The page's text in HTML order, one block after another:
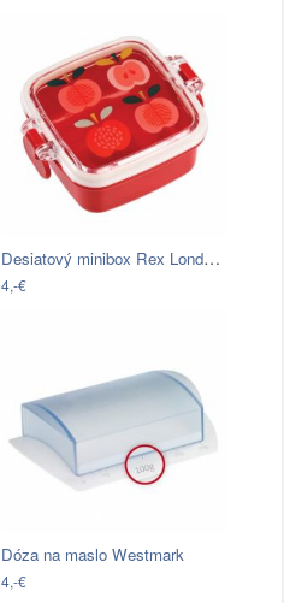
Desiatový minibox Rex London Vintage…
4,-€
Dóza na maslo Westmark
4,-€